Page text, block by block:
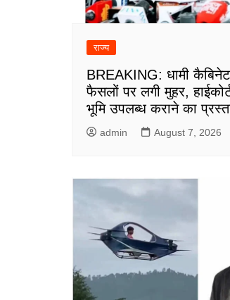
राज्य
BREAKING: धामी
फैसलों पर लगी मुहर,
भूमि उपलब्ध कराने का
admin August 7, 2026